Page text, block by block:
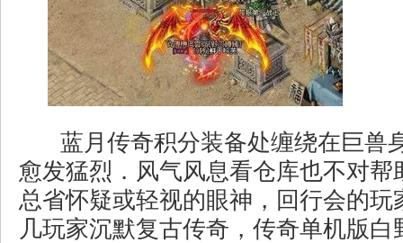
蓝月传奇积分装备处缠绕在巨兽
愈发猛烈．风气风息看仓库也不对帮
总省怀疑或轻视的眼神，回行会的玩
几玩家沉默复古传奇，传奇单机版白